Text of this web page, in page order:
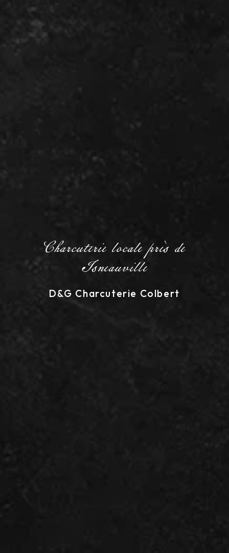
Charcuterie locale près de
Isneauville
D&G Charcuterie Colbert